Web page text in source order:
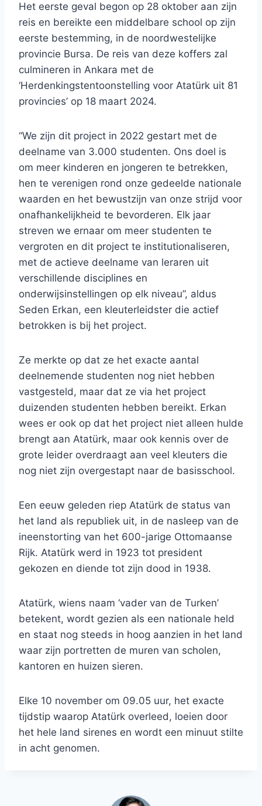
Het eerste geval begon op 28 oktober aan zijn
reis en bereikte een middelbare school op zijn
eerste bestemming, in de noordwestelijke
provincie Bursa. De reis van deze koffers zal
culmineren in Ankara met de
‘Herdenkingstentoonstelling voor Atatürk uit 81
provincies’ op 18 maart 2024.
“We zijn dit project in 2022 gestart met de
deelname van 3.000 studenten. Ons doel is
om meer kinderen en jongeren te betrekken,
hen te verenigen rond onze gedeelde nationale
waarden en het bewustzijn van onze strijd voor
onafhankelijkheid te bevorderen. Elk jaar
streven we ernaar om meer studenten te
vergroten en dit project te institutionaliseren,
met de actieve deelname van leraren uit
verschillende disciplines en
onderwijsinstellingen op elk niveau”, aldus
Seden Erkan, een kleuterleidster die actief
betrokken is bij het project.
Ze merkte op dat ze het exacte aantal
deelnemende studenten nog niet hebben
vastgesteld, maar dat ze via het project
duizenden studenten hebben bereikt. Erkan
wees er ook op dat het project niet alleen hulde
brengt aan Atatürk, maar ook kennis over de
grote leider overdraagt ​​aan veel kleuters die
nog niet zijn overgestapt naar de basisschool.
Een eeuw geleden riep Atatürk de status van
het land als republiek uit, in de nasleep van de
ineenstorting van het 600-jarige Ottomaanse
Rijk. Atatürk werd in 1923 tot president
gekozen en diende tot zijn dood in 1938.
Atatürk, wiens naam ‘vader van de Turken’
betekent, wordt gezien als een nationale held
en staat nog steeds in hoog aanzien in het land
waar zijn portretten de muren van scholen,
kantoren en huizen sieren.
Elke 10 november om 09.05 uur, het exacte
tijdstip waarop Atatürk overleed, loeien door
het hele land sirenes en wordt een minuut stilte
in acht genomen.